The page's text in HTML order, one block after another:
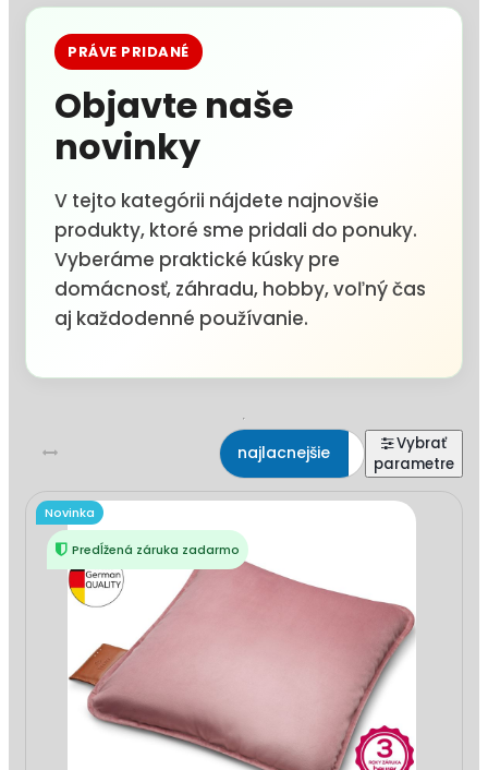
PRÁVE PRIDANÉ
Objavte naše
novinky
V tejto kategórii nájdete najnovšie
produkty, ktoré sme pridali do ponuky.
Vyberáme praktické kúsky pre
domácnosť, záhradu, hobby, voľný čas
aj každodenné používanie.
najlacnejšie najdrahšie
Novinka
Predĺžená záruka zadarmo